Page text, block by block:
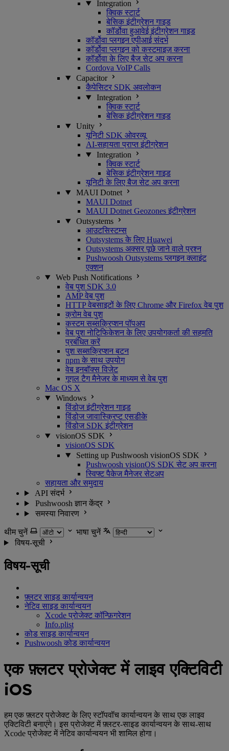
Integration
क्विक स्टार्ट
बेसिक इंटीग्रेशन गाइड
कॉर्डोवा हुआवेई इंटीग्रेशन गाइड
कॉर्डोवा प्लगइन एपीआई संदर्भ
कॉर्डोवा प्लगइन को कस्टमाइज़ करना
कॉर्डोवा के लिए बैज सेट अप करना
Cordova VoIP Calls
Capacitor
कैपेसिटर SDK अवलोकन
Integration
क्विक स्टार्ट
बेसिक इंटीग्रेशन गाइड
Unity
यूनिटी SDK ओवरव्यू
AI-सहायता प्राप्त इंटीग्रेशन
Integration
क्विक स्टार्ट
बेसिक इंटीग्रेशन गाइड
यूनिटी के लिए बैज सेट अप करना
MAUI Dotnet
MAUI Dotnet
MAUI Dotnet Geozones इंटीग्रेशन
Outsystems
आउटसिस्टम्स
Outsystems के लिए Huawei
Outsystems अक्सर पूछे जाने वाले प्रश्न
Pushwoosh Outsystems प्लगइन क्लाइंट
एक्शन
Web Push Notifications
वेब पुश SDK 3.0
AMP वेब पुश
HTTP वेबसाइटों के लिए Chrome और Firefox वेब पुश
क्रोम वेब पुश
कस्टम सब्सक्रिप्शन पॉपअप
वेब पुश नोटिफिकेशन के लिए उपयोगकर्ता की सहमति
प्रबंधित करें
पुश सब्सक्रिप्शन बटन
npm के साथ उपयोग
वेब इनबॉक्स विजेट
गूगल टैग मैनेजर के माध्यम से वेब पुश
Mac OS X
Windows
विंडोज इंटीग्रेशन गाइड
विंडोज जावास्क्रिप्ट एसडीके
विंडोज SDK इंटीग्रेशन
visionOS SDK
visionOS SDK
Setting up Pushwoosh visionOS SDK
Pushwoosh visionOS SDK सेट अप करना
स्विफ्ट पैकेज मैनेजर सेटअप
सहायता और समुदाय
API संदर्भ
Pushwoosh ज्ञान केंद्र
समस्या निवारण
थीम चुनें
भाषा चुनें
विषय-सूची
विषय-सूची
फ़्लटर साइड कार्यान्वयन
नेटिव साइड कार्यान्वयन
Xcode प्रोजेक्ट कॉन्फ़िगरेशन
Info.plist
कोड साइड कार्यान्वयन
Pushwoosh कोड कार्यान्वयन
एक फ़्लटर प्रोजेक्ट में लाइव एक्टिविटी
iOS
हम एक फ़्लटर प्रोजेक्ट के लिए स्टॉपवॉच कार्यान्वयन के साथ एक लाइव
एक्टिविटी बनाएंगे। इस प्रोजेक्ट में फ़्लटर-साइड कार्यान्वयन के साथ-साथ
Xcode प्रोजेक्ट में नेटिव कार्यान्वयन भी शामिल होगा।